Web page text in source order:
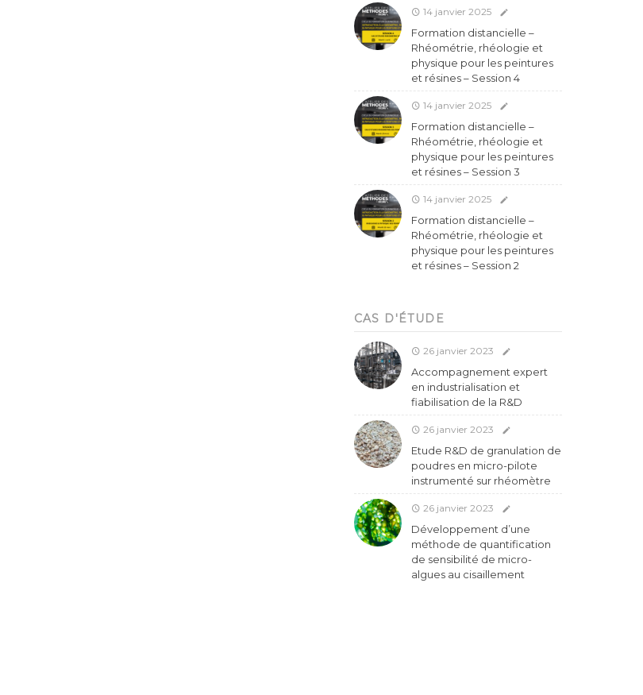
14 janvier 2025
Formation distancielle –
Rhéométrie, rhéologie et
physique pour les peintures
et résines – Session 4
14 janvier 2025
Formation distancielle –
Rhéométrie, rhéologie et
physique pour les peintures
et résines – Session 3
14 janvier 2025
Formation distancielle –
Rhéométrie, rhéologie et
physique pour les peintures
et résines – Session 2
CAS D'ÉTUDE
26 janvier 2023
Accompagnement expert
en industrialisation et
fiabilisation de la R&D
26 janvier 2023
Etude R&D de granulation de
poudres en micro-pilote
instrumenté sur rhéomètre
26 janvier 2023
Développement d’une
méthode de quantification
de sensibilité de micro-
algues au cisaillement